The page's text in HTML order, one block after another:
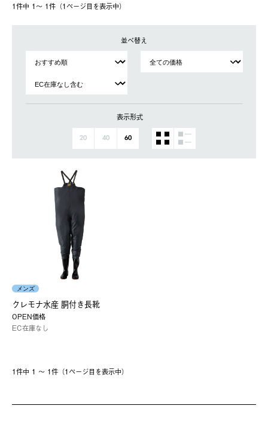
1件中 1〜 1件（1ページ⽬を表⽰中）
並べ替え
表示形式
20 40 60
メンズ
クレモナ水産 胴付き長靴
OPEN価格
EC在庫なし
1件中 1 〜 1件（1ページ⽬を表⽰中）